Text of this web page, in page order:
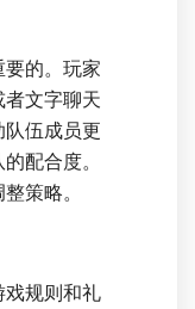
的。玩家
文字聊天
伍成员更
配合度。
策略。
规则和礼